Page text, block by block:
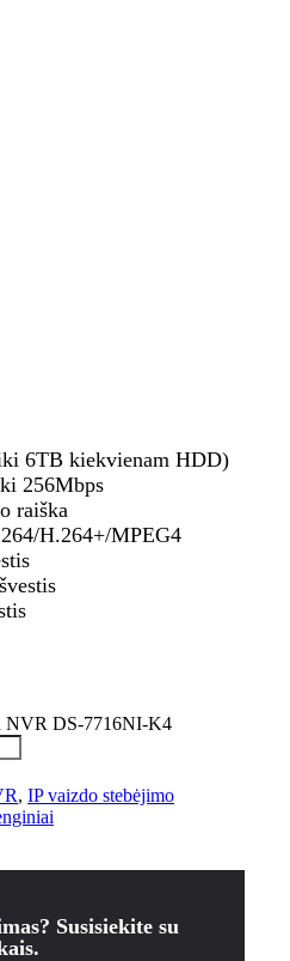
6TB kiekvienam HDD)
256Mbps
raiška
H.264+/MPEG4
NVR DS-7716NI-K4
, IP vaizdo stebėjimo
Susisiekite su